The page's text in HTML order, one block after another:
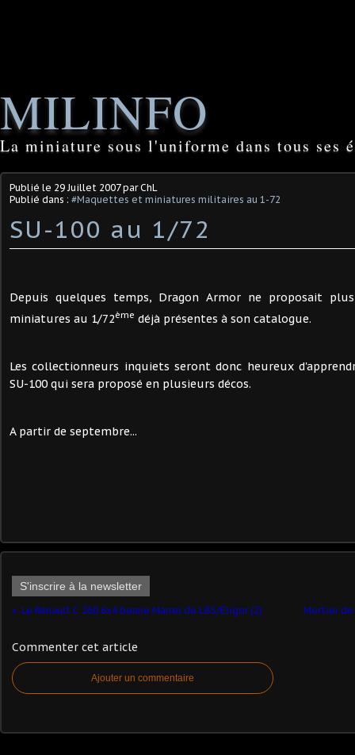
MILINFO
La miniature sous l'uniforme dans tous ses
Publié le 29 Juillet 2007par ChL
Publié dans : #Maquettes et miniatures militaires au 1-72
SU-100 au 1/72
Depuis quelques temps, Dragon Armor ne proposait
miniatures au 1/72ème déjà présentes à son catalogue.
Les collectionneurs inquiets seront donc heureux
SU-100 qui sera proposé en plusieurs décos.
A partir de septembre...
S'inscrire à la newsletter
Le Renault C 260 6x4 benne Marrel de LBS/Eligor (2) Mortier de
Commenter cet article
Ajouter un commentaire